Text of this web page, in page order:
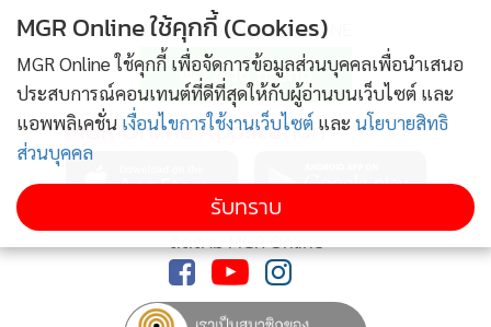
ติดตามข่าวสารผ่านทาง LINE
MGR Online Application
ติดตาม MGR Online
MGR Online ใช้คุกกี้ (Cookies)
MGR Online ใช้คุกกี้ เพื่อจัดการข้อมูลส่วนบุคคลเพื่อนำเสนอ
ประสบการณ์คอนเทนต์ที่ดีที่สุดให้กับผู้อ่านบนเว็บไซต์ และ
แอพพลิเคชั่น เงื่อนไขการใช้งานเว็บไซต์ และ นโยบายสิทธิ
ส่วนบุคคล
รับทราบ